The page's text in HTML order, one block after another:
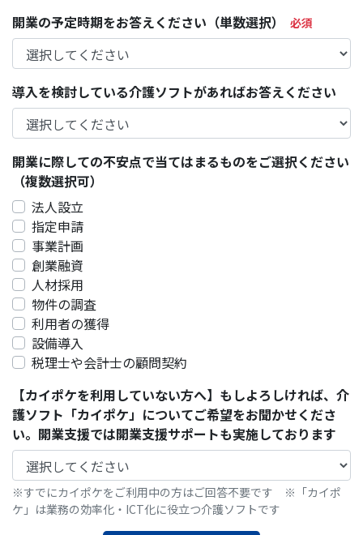
開業の予定時期をお答えください（単数選択）
導入を検討している介護ソフトがあればお答えください
開業に際しての不安点で当てはまるものをご選択ください
（複数選択可）
法人設立
指定申請
事業計画
創業融資
人材採用
物件の調査
利用者の獲得
設備導入
税理士や会計士の顧問契約
【カイポケを利用していない方へ】もしよろしければ、介
護ソフト「カイポケ」についてご希望をお聞かせくださ
い。開業支援では開業支援サポートも実施しております
※すでにカイポケをご利用中の方はご回答不要です ※「カイポ
ケ」は業務の効率化・ICT化に役立つ介護ソフトです